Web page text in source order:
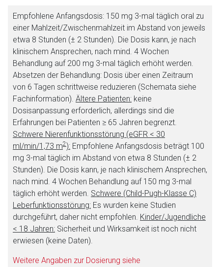
Empfohlene Anfangsdosis: 150 mg 3-mal täglich oral zu
einer Mahlzeit/Zwischenmahlzeit im Abstand von jeweils
etwa 8 Stunden (± 2 Stunden). Die Dosis kann, je nach
klinischem Ansprechen, nach mind. 4 Wochen
Behandlung auf 200 mg 3-mal täglich erhöht werden.
Absetzen der Behandlung: Dosis über einen Zeitraum
von 6 Tagen schrittweise reduzieren (Schemata siehe
Fachinformation). Ältere Patienten: keine
Dosisanpassung erforderlich, allerdings sind die
Erfahrungen bei Patienten ≥ 65 Jahren begrenzt.
Schwere Nierenfunktionsstörung (eGFR < 30
ml/min/1,73 m2): Empfohlene Anfangsdosis beträgt 100
mg 3-mal täglich im Abstand von etwa 8 Stunden (± 2
Stunden). Die Dosis kann, je nach klinischem Ansprechen,
nach mind. 4 Wochen Behandlung auf 150 mg 3-mal
täglich erhöht werden. Schwere (Child-Pugh-Klasse C)
Leberfunktionsstörung: Es wurden keine Studien
durchgeführt, daher nicht empfohlen. Kinder/Jugendliche
< 18 Jahren: Sicherheit und Wirksamkeit ist noch nicht
erwiesen (keine Daten).
Weitere Angaben zur Dosierung siehe